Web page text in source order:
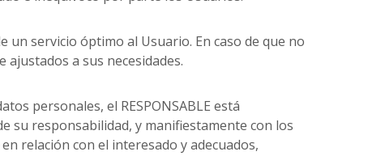
servicio óptimo al Usuario. En caso de que no
a sus necesidades.
personales, el RESPONSABLE está
su responsabilidad, y manifiestamente con los
relación con el interesado y adecuados,